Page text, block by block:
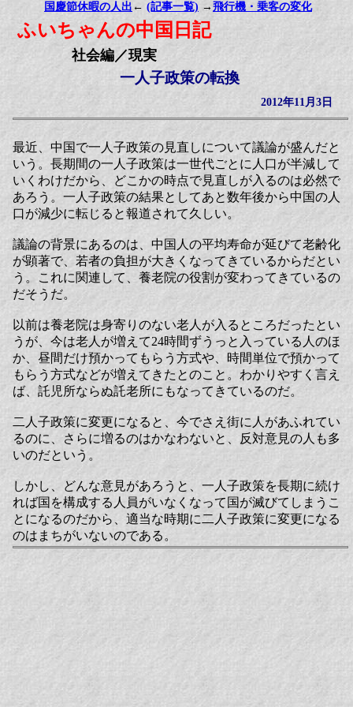
国慶節休暇の人出 ← (記事一覧) → 飛行機・乗客の変化
ふいちゃんの中国日記
社会編／現実
一人子政策の転換
2012年11月3日
最近、中国で一人子政策の見直しについて議論が盛んだと
いう。長期間の一人子政策は一世代ごとに人口が半減して
いくわけだから、どこかの時点で見直しが入るのは必然で
あろう。一人子政策の結果としてあと数年後から中国の人
口が減少に転じると報道されて久しい。
議論の背景にあるのは、中国人の平均寿命が延びて老齢化
が顕著で、若者の負担が大きくなってきているからだとい
う。これに関連して、養老院の役割が変わってきているの
だそうだ。
以前は養老院は身寄りのない老人が入るところだったとい
うが、今は老人が増えて24時間ずうっと入っている人のほ
か、昼間だけ預かってもらう方式や、時間単位で預かって
もらう方式などが増えてきたとのこと。わかりやすく言え
ば、託児所ならぬ託老所にもなってきているのだ。
二人子政策に変更になると、今でさえ街に人があふれてい
るのに、さらに増るのはかなわないと、反対意見の人も多
いのだという。
しかし、どんな意見があろうと、一人子政策を長期に続け
れば国を構成する人員がいなくなって国が滅びてしまうこ
とになるのだから、適当な時期に二人子政策に変更になる
のはまちがいないのである。